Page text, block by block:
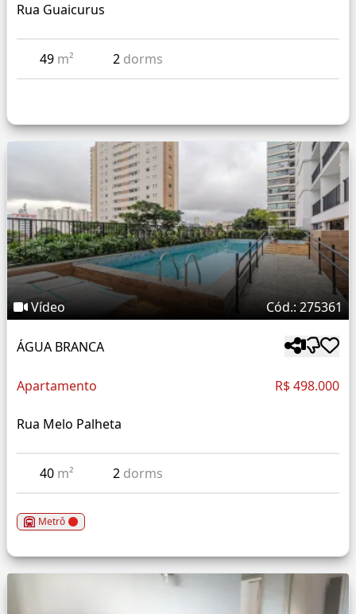
Rua Guaicurus
49 m² 2 dorms
Vídeo Cód.: 275361
ÁGUA BRANCA
Apartamento R$ 498.000
Rua Melo Palheta
40 m² 2 dorms
Metrô